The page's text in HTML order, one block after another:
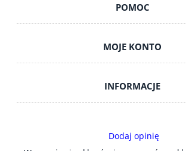
POMOC
MOJE KONTO
INFORMACJE
Dodaj opinię